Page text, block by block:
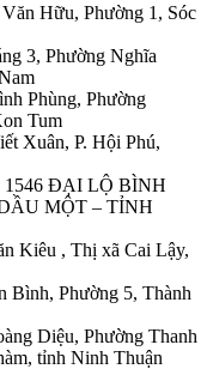
Hữu, Phường 1, Sóc
3, Phường Nghĩa
Phùng, Phường
Tum
Xuân, P. Hội Phú,
1546 ĐẠI LỘ BÌNH
MỘT – TỈNH
Kiêu , Thị xã Cai Lậy,
Bình, Phường 5, Thành
Diệu, Phường Thanh
tỉnh Ninh Thuận